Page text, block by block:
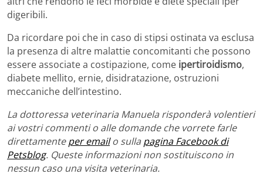
digeribili.
Da ricordare poi che in caso di stipsi ostinata va esclusa
la presenza di altre malattie concomitanti che possono
essere associate a costipazione, come ipertiroidismo,
diabete mellito, ernie, disidratazione, ostruzioni
meccaniche dell’intestino.
La dottoressa veterinaria Manuela risponderà volentieri
ai vostri commenti o alle domande che vorrete farle
direttamenteper emailo sulla pagina Facebook di
Petsblog. Queste informazioni non sostituiscono in
nessun caso una visita veterinaria.